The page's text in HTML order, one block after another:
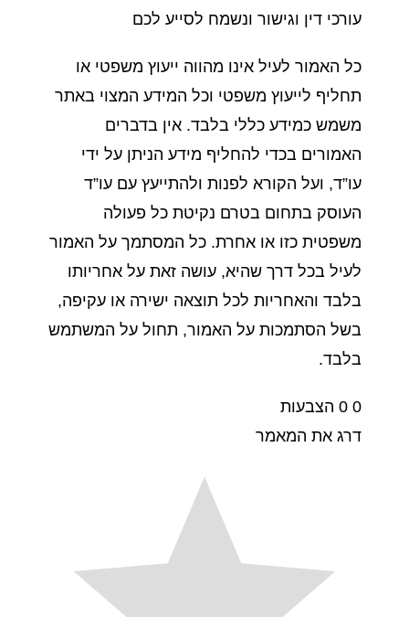
עורכי דין וגישור ונשמח לסייע לכם
כל האמור לעיל אינו מהווה ייעוץ משפטי או
תחליף לייעוץ משפטי וכל המידע המצוי באתר
משמש כמידע כללי בלבד. אין בדברים
האמורים בכדי להחליף מידע הניתן על ידי
עו”ד, ועל הקורא לפנות ולהתייעץ עם עו”ד
העוסק בתחום בטרם נקיטת כל פעולה
משפטית כזו או אחרת. כל המסתמך על האמור
לעיל בכל דרך שהיא, עושה זאת על אחריותו
בלבד והאחריות לכל תוצאה ישירה או עקיפה,
בשל הסתמכות על האמור, תחול על המשתמש
בלבד.
0
0 הצבעות
דרג את המאמר